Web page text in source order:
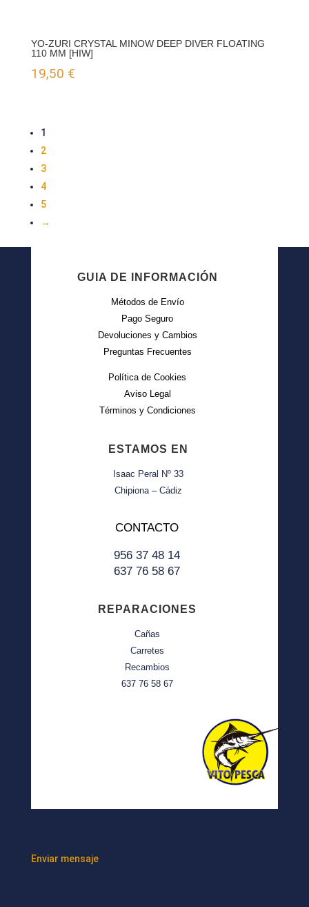
YO-ZURI CRYSTAL MINOW DEEP DIVER FLOATING
110 MM [HIW]
19,50 €
1
2
3
4
5
→
GUIA DE INFORMACIÓN
Métodos de Envío
Pago Seguro
Devoluciones y Cambios
Preguntas Frecuentes
Política de Cookies
Aviso Legal
Términos y Condiciones
ESTAMOS EN
Isaac Peral Nº 33
Chipiona – Cádiz
CONTACTO
956 37 48 14
637 76 58 67
REPARACIONES
Cañas
Carretes
Recambios
637 76 58 67
Enviar mensaje